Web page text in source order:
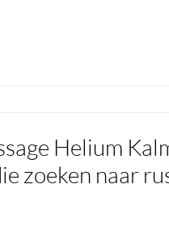
Helium
zoeken naar